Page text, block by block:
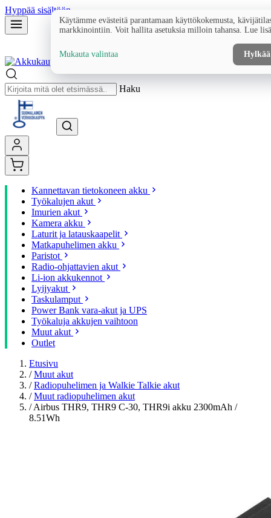
Hyppää sisältöön
Haku
Kannettavan tietokoneen akku
Työkalujen akut
Imurien akut
Kamera akku
Laturit ja latauskaapelit
Matkapuhelimen akku
Paristot
Radio-ohjattavien akut
Li-ion akkukennot
Lyijyakut
Taskulamput
Power Bank vara-akut ja UPS
Työkaluja akkujen vaihtoon
Muut akut
Outlet
Etusivu
/ Muut akut
/ Radiopuhelimen ja Walkie Talkie akut
/ Muut radiopuhelimen akut
/ Airbus THR9, THR9 C-30, THR9i akku 2300mAh /
8.51Wh
Käytämme evästeitä parantamaan käyttökokemusta,
markkinointiin. Voit hallita asetuksia milloin tahansa. Lue
Mukauta valintaa Hylkää